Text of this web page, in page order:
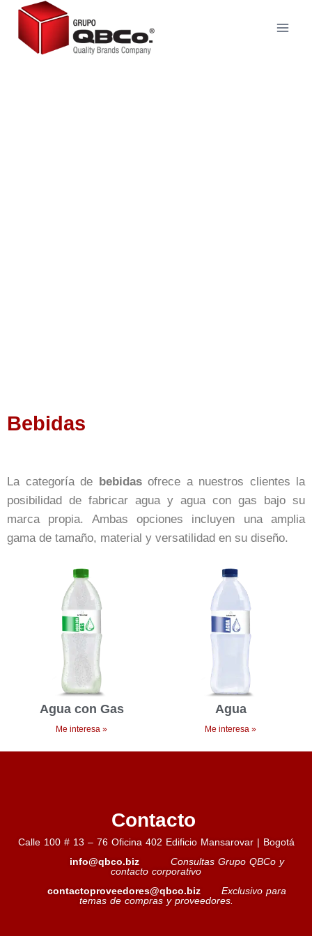
Bebidas
La categoría de bebidasofrece a nuestros clientes la
posibilidad de fabricar agua y agua con gas bajo su
marca propia. Ambas opciones incluyen una amplia
gama de tamaño, material y versatilidad en su diseño.
Agua con Gas
Me interesa »
Agua
Me interesa »
Contacto
Calle 100 # 13 – 76 Oficina 402 Edificio Mansarovar | Bogotá
info@qbco.biz
Consultas Grupo QBCo y
contacto corporativo
contactoproveedores@qbco.biz
Exclusivo para
temas de compras y proveedores.